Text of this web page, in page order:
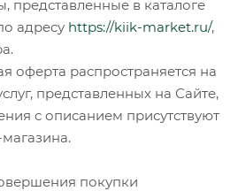
представленные в каталоге
адресу https://kiik-market.ru/,
оферта распространяется на
представленных на Сайте,
с описанием присутствуют
покупки